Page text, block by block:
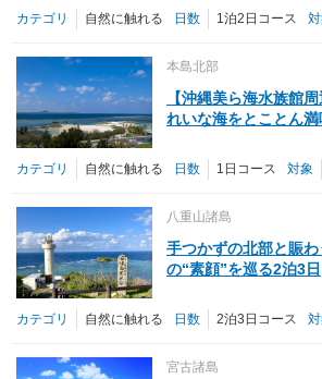
カテゴリ 自然に触れる 日数 1泊2日コース
本島北部
【沖縄美ら海水族館
れいな海をとことん満
カテゴリ 自然に触れる 日数 1日コース 対象
八重山諸島
手つかずの北部と賑
の“素顔”を巡る2泊3日
カテゴリ 自然に触れる 日数 2泊3日コース
宮古諸島